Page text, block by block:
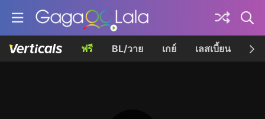
ฟรี BL/วาย เกย์ เลสเบี้ยน เค